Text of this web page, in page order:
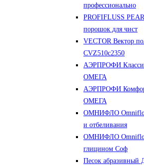
профессионально
PROFIFLUSS
порошок для чист
VECTOR Вектор
CVZ510с2350
АЭРПРОФИ
ОМЕГА
АЭРПРОФИ
ОМЕГА
ОМНИФЛО
и отбеливания
ОМНИФЛО
глицином Соф
Песок